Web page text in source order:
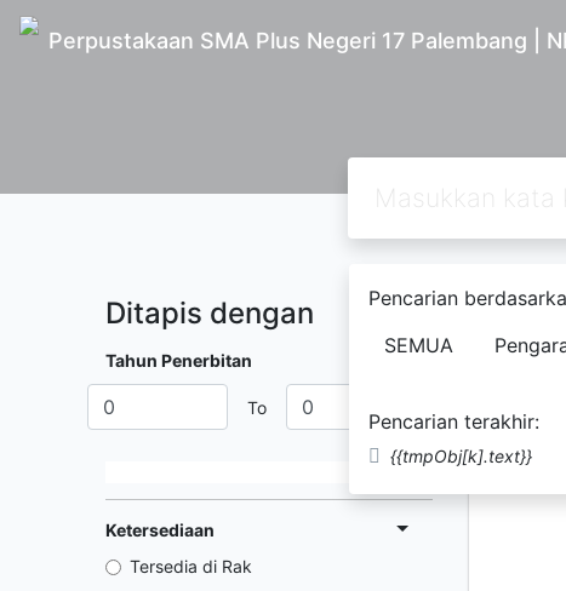
Perpustakaan SMA Plus Negeri 17 Palembang |
Pencarian
SEMUA
Pencarian terakhir:
{{tmpObj[k].text}}
Ditapis dengan
Tahun Penerbitan
To
Ketersediaan
Tersedia di Rak